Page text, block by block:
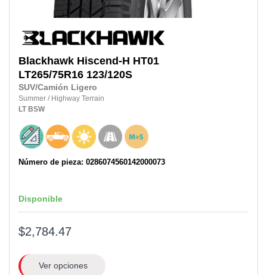
Blackhawk Hiscend-H HT01
LT265/75R16 123/120S
SUV/Camión Ligero
Summer / Highway Terrain
LT BSW
Número de pieza: 0286074560142000073
Disponible
$2,784.47
Ver opciones